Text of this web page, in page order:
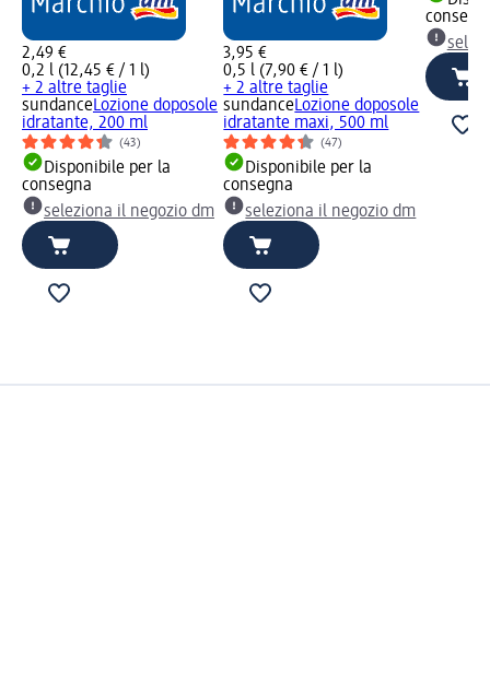
2,49 €
0,2 l (12,45 € / 1 l)
+ 2 altre taglie
sundanceLozione doposole
idratante, 200 ml
(43)
Disponibile per la
consegna
seleziona il negozio dm
3,95 €
0,5 l (7,90 € / 1 l)
+ 2 altre taglie
sundanceLozione doposole
idratante maxi, 500 ml
(47)
Disponibile per la
consegna
seleziona il negozio dm